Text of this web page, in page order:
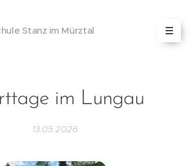
Stanz im Mürztal
im Lungau
13.05.2026